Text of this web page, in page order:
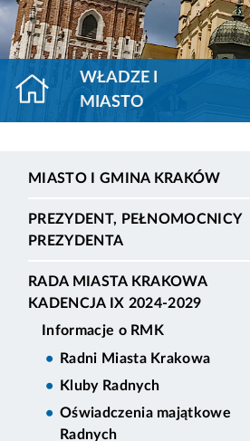
WŁADZE I
MIASTO
MIASTO I GMINA KRAKÓW
PREZYDENT, PEŁNOMOCNICY
PREZYDENTA
RADA MIASTA KRAKOWA
KADENCJA IX 2024-2029
Informacje o RMK
Radni Miasta Krakowa
Kluby Radnych
Oświadczenia majątkowe
Radnych